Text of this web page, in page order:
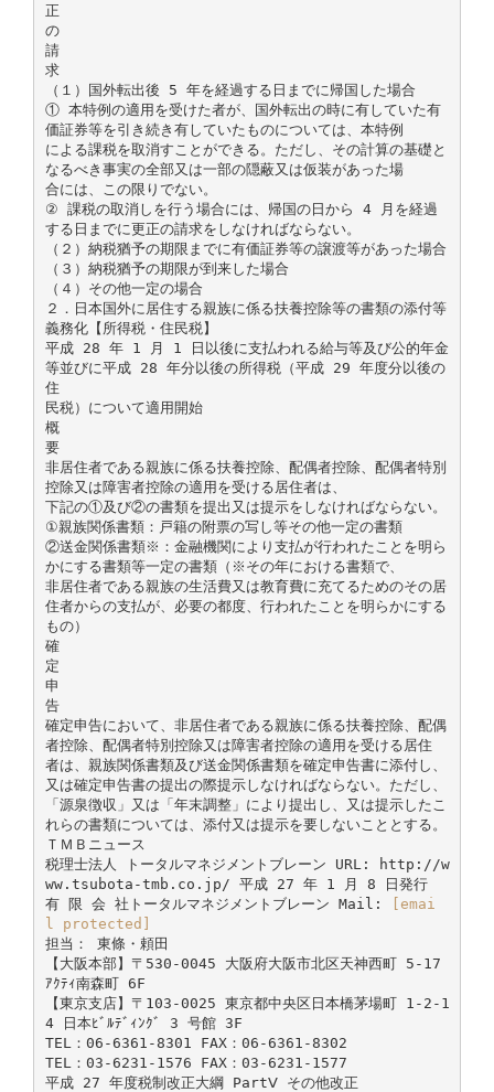
正
の
請
求
（１）国外転出後 5 年を経過する日までに帰国した場合
① 本特例の適用を受けた者が、国外転出の時に有していた有
価証券等を引き続き有していたものについては、本特例
による課税を取消すことができる。ただし、その計算の基礎と
なるべき事実の全部又は一部の隠蔽又は仮装があった場
合には、この限りでない。
② 課税の取消しを行う場合には、帰国の日から 4 月を経過
する日までに更正の請求をしなければならない。
（２）納税猶予の期限までに有価証券等の譲渡等があった場合
（３）納税猶予の期限が到来した場合
（４）その他一定の場合
２．日本国外に居住する親族に係る扶養控除等の書類の添付等
義務化【所得税・住民税】
平成 28 年 1 月 1 日以後に支払われる給与等及び公的年金
等並びに平成 28 年分以後の所得税（平成 29 年度分以後の
住
民税）について適用開始
概
要
非居住者である親族に係る扶養控除、配偶者控除、配偶者特別
控除又は障害者控除の適用を受ける居住者は、
下記の①及び②の書類を提出又は提示をしなければならない。
①親族関係書類：戸籍の附票の写し等その他一定の書類
②送金関係書類※：金融機関により支払が行われたことを明ら
かにする書類等一定の書類（※その年における書類で、
非居住者である親族の生活費又は教育費に充てるためのその居
住者からの支払が、必要の都度、行われたことを明らかにする
もの）
確
定
申
告
確定申告において、非居住者である親族に係る扶養控除、配偶
者控除、配偶者特別控除又は障害者控除の適用を受ける居住
者は、親族関係書類及び送金関係書類を確定申告書に添付し、
又は確定申告書の提出の際提示しなければならない。ただし、
「源泉徴収」又は「年末調整」により提出し、又は提示したこ
れらの書類については、添付又は提示を要しないこととする。
ＴＭＢニュース
税理士法人 トータルマネジメントブレーン URL: http://w
ww.tsubota-tmb.co.jp/ 平成 27 年 1 月 8 日発行
有 限 会 社トータルマネジメントブレーン Mail:
[emai
l protected]
担当： 東條・頼田
【大阪本部】〒530-0045 大阪府大阪市北区天神西町 5-17
ｱｸﾃｨ南森町 6F
【東京支店】〒103-0025 東京都中央区日本橋茅場町 1-2-1
4 日本ﾋﾞﾙﾃﾞｨﾝｸﾞ 3 号館 3F
TEL：06-6361-8301 FAX：06-6361-8302
TEL：03-6231-1576 FAX：03-6231-1577
平成 27 年度税制改正大綱 PartⅤ その他改正